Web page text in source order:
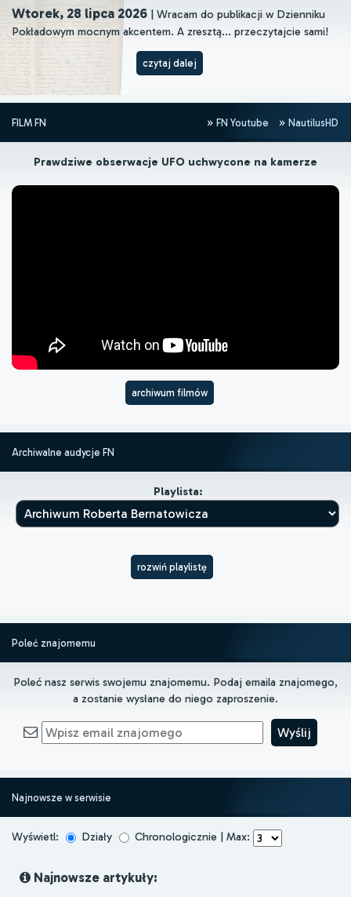
Wtorek, 28 lipca 2026 | Wracam do publikacji w Dzienniku
Pokładowym mocnym akcentem. A zresztą... przeczytajcie sami!
czytaj dalej
FILM FN FN Youtube NautilusHD
Prawdziwe obserwacje UFO uchwycone na kamerze
archiwum filmów
Archiwalne audycje FN
Playlista:
rozwiń playlistę
Poleć znajomemu
Poleć nasz serwis swojemu znajomemu. Podaj emaila znajomego,
a zostanie wysłane do niego zaproszenie.
Najnowsze w serwisie
Wyświetl: Działy Chronologicznie | Max:
Najnowsze artykuły: